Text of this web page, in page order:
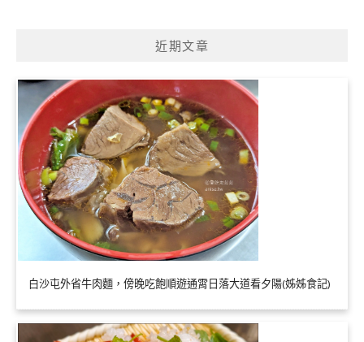
近期文章
白沙屯外省牛肉麵，傍晚吃飽順遊通霄日落大道看夕陽(姊姊食記)